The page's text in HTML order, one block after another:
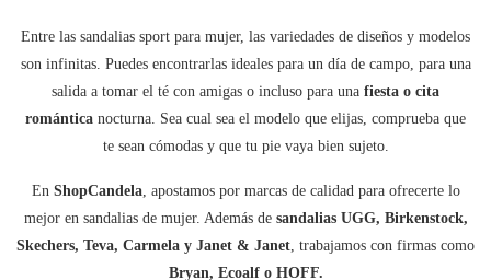
Entre las sandalias sport para mujer, las variedades de diseños y modelos
son infinitas. Puedes encontrarlas ideales para un día de campo, para una
salida a tomar el té con amigas o incluso para una fiesta o cita
romántica nocturna. Sea cual sea el modelo que elijas, comprueba que
te sean cómodas y que tu pie vaya bien sujeto.
En ShopCandela, apostamos por marcas de calidad para ofrecerte lo
mejor en sandalias de mujer. Además de sandalias UGG, Birkenstock,
Skechers, Teva, Carmela y Janet & Janet , trabajamos con firmas como
Bryan, Ecoalf o HOFF.